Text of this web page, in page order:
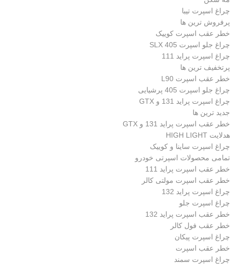
چراغ اسپرت تیبا
پرفروش ترین ها
خطر عقب اسپرت کوییک
چراغ جلو اسپرت 405 SLX
چراغ اسپرت پراید 111
پرتخفیف ترین ها
خطر عقب اسپرت L90
چراغ جلو اسپرت 405 پرشیایی
چراغ اسپرت پراید 131 و GTX
جدید ترین ها
خطر عقب اسپرت پراید 131 و GTX
هدلایت HIGH LIGHT
چراغ اسپرت ساینا و کوییک
تمامی محصولات اسپرتی خودرو
خطر عقب اسپرت پراید 111
خطر عقب اسپرت مولتی کالر
چراغ اسپرت پراید 132
چراغ اسپرت جلو
خطر عقب اسپرت پراید 132
خطر عقب فول کالر
چراغ اسپرت پیکان
خطر عقب اسپرت
چراغ اسپرت سمند